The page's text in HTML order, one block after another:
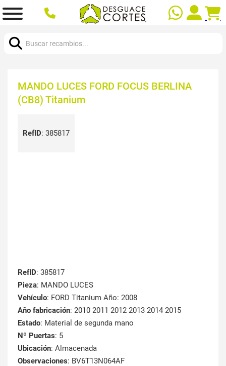
MANDO LUCES FORD FOCUS BERLINA
(CB8) Titanium
RefID: 385817
RefID: 385817
Pieza: MANDO LUCES
Vehículo: FORD Titanium Año: 2008
Año fabricación: 2010 2011 2012 2013 2014 2015
Estado: Material de segunda mano
Nº Puertas: 5
Ubicación: Almacenada
Observaciones: BV6T13N064AF